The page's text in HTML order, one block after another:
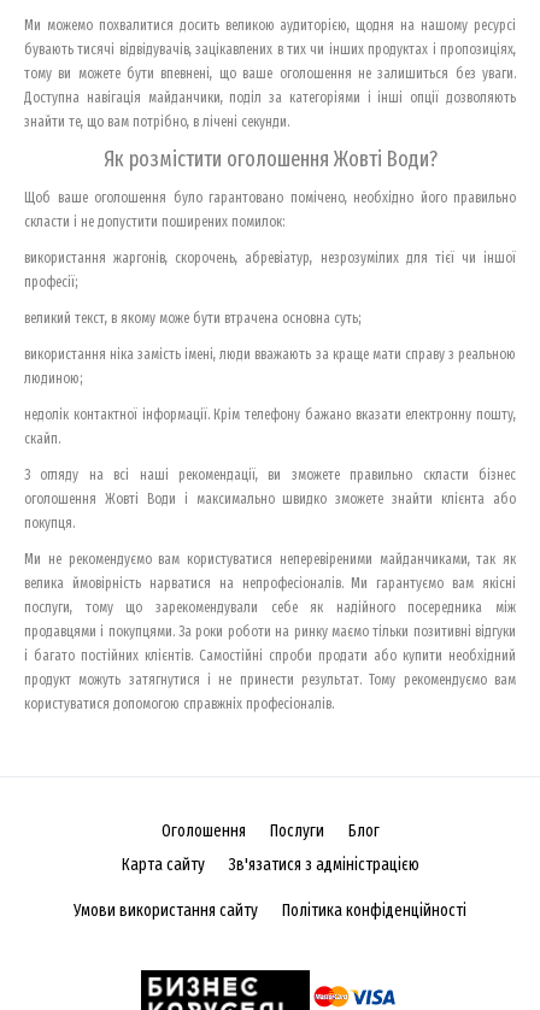
Ми можемо похвалитися досить великою аудиторією, щодня на нашому ресурсі
бувають тисячі відвідувачів, зацікавлених в тих чи інших продуктах і пропозиціях,
тому ви можете бути впевнені, що ваше оголошення не залишиться без уваги.
Доступна навігація майданчики, поділ за категоріями і інші опції дозволяють
знайти те, що вам потрібно, в лічені секунди.
Як розмістити оголошення Жовті Води?
Щоб ваше оголошення було гарантовано помічено, необхідно його правильно
скласти і не допустити поширених помилок:
використання жаргонів, скорочень, абревіатур, незрозумілих для тієї чи іншої
професії;
великий текст, в якому може бути втрачена основна суть;
використання ніка замість імені, люди вважають за краще мати справу з реальною
людиною;
недолік контактної інформації. Крім телефону бажано вказати електронну пошту,
скайп.
З огляду на всі наші рекомендації, ви зможете правильно скласти бізнес
оголошення Жовті Води і максимально швидко зможете знайти клієнта або
покупця.
Ми не рекомендуємо вам користуватися неперевіреними майданчиками, так як
велика ймовірність нарватися на непрофесіоналів. Ми гарантуємо вам якісні
послуги, тому що зарекомендували себе як надійного посередника між
продавцями і покупцями. За роки роботи на ринку маємо тільки позитивні відгуки
і багато постійних клієнтів. Самостійні спроби продати або купити необхідний
продукт можуть затягнутися і не принести результат. Тому рекомендуємо вам
користуватися допомогою справжніх професіоналів.
Оголошення Послуги
Блог
Карта сайту
Зв'язатися з адміністрацією
Умови використання сайту Політика конфіденційності